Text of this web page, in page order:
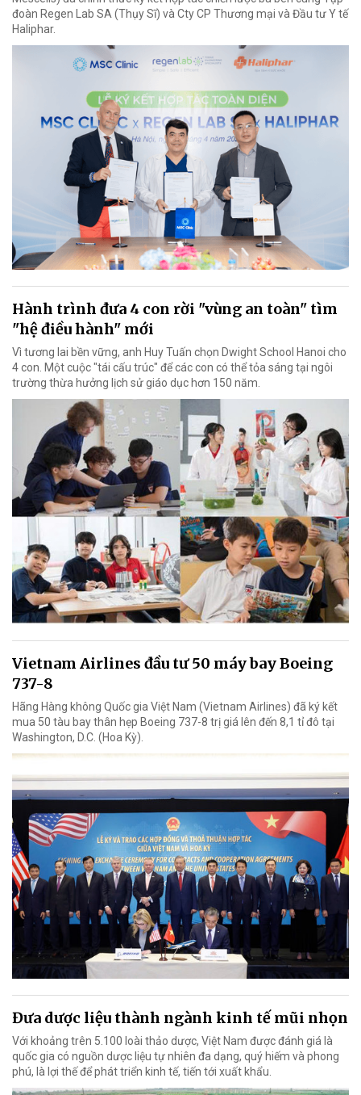
đoàn Regen Lab SA (Thụy Sĩ) và Cty CP Thương mại và Đầu tư Y tế
Haliphar.
Hành trình đưa 4 con rời "vùng an toàn" tìm
"hệ điều hành" mới
Vì tương lai bền vững, anh Huy Tuấn chọn Dwight School Hanoi cho
4 con. Một cuộc "tái cấu trúc" để các con có thể tỏa sáng tại ngôi
trường thừa hưởng lịch sử giáo dục hơn 150 năm.
Vietnam Airlines đầu tư 50 máy bay Boeing
737-8
Hãng Hàng không Quốc gia Việt Nam (Vietnam Airlines) đã ký kết
mua 50 tàu bay thân hẹp Boeing 737-8 trị giá lên đến 8,1 tỉ đô tại
Washington, D.C. (Hoa Kỳ).
Đưa dược liệu thành ngành kinh tế mũi nhọn
Với khoảng trên 5.100 loài thảo dược, Việt Nam được đánh giá là
quốc gia có nguồn dược liệu tự nhiên đa dạng, quý hiếm và phong
phú, là lợi thế để phát triển kinh tế, tiến tới xuất khẩu.